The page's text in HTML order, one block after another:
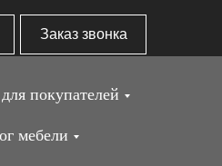
Заказ звонка
покупателей
мебели